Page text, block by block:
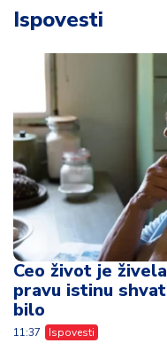
Ispovesti
Ceo život je
pravu istinu
bilo
11:37 Ispovesti